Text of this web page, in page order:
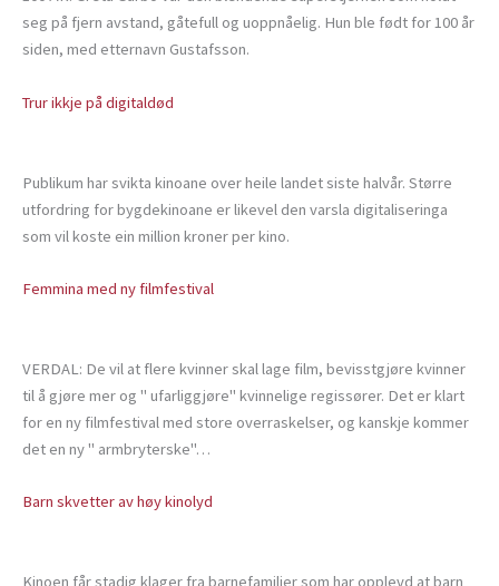
seg på fjern avstand, gåtefull og uoppnåelig. Hun ble født for 100 år
siden, med etternavn Gustafsson.
Trur ikkje på digitaldød
Publikum har svikta kinoane over heile landet siste halvår. Større
utfordring for bygdekinoane er likevel den varsla digitaliseringa
som vil koste ein million kroner per kino.
Femmina med ny filmfestival
VERDAL: De vil at flere kvinner skal lage film, bevisstgjøre kvinner
til å gjøre mer og " ufarliggjøre" kvinnelige regissører. Det er klart
for en ny filmfestival med store overraskelser, og kanskje kommer
det en ny " armbryterske"…
Barn skvetter av høy kinolyd
Kinoen får stadig klager fra barnefamilier som har opplevd at barn